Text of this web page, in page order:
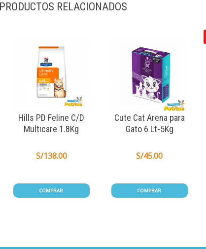
PRODUCTOS RELACIONADOS
Hills PD Feline C/D
Multicare 1.8Kg
S/138.00
COMPRAR
Cute Cat Arena para
Gato 6 Lt-5Kg
S/45.00
COMPRAR